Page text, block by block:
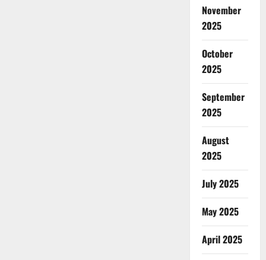
November
2025
October
2025
September
2025
August
2025
July 2025
May 2025
April 2025